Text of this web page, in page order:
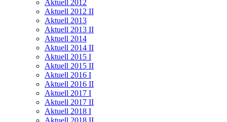
Aktuell 2012
Aktuell 2012 II
Aktuell 2013
Aktuell 2013 II
Aktuell 2014
Aktuell 2014 II
Aktuell 2015 I
Aktuell 2015 II
Aktuell 2016 I
Aktuell 2016 II
Aktuell 2017 I
Aktuell 2017 II
Aktuell 2018 I
Aktuell 2018 II